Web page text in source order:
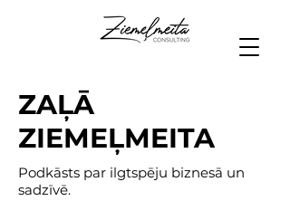
ZAĻĀ
ZIEMEĻMEITA
Podkāsts par ilgtspēju biznesā un
sadzīvē.